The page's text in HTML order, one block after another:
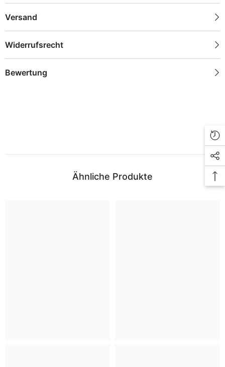
Versand
Widerrufsrecht
Bewertung
Ähnliche Produkte